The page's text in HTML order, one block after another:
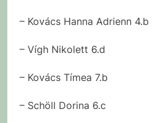
– Kovács Hanna Adrienn 4.b
– Vígh Nikolett 6.d
– Kovács Tímea 7.b
– Schöll Dorina 6.c